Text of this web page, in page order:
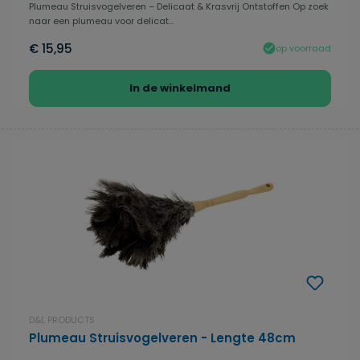
Plumeau Struisvogelveren – Delicaat & Krasvrij Ontstoffen Op zoek
naar een plumeau voor delicat...
€ 15,95 op voorraad
In de winkelmand
D&L PRODUCTS
Plumeau Struisvogelveren - Lengte 48cm